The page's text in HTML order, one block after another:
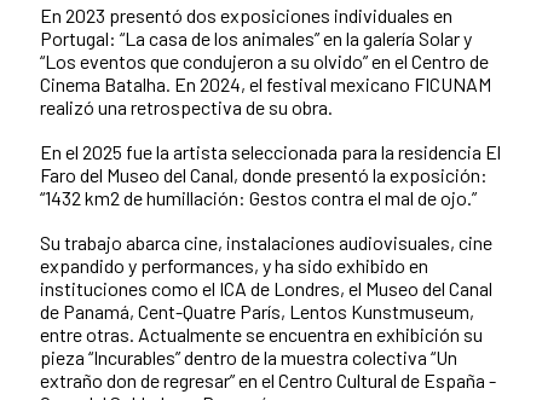
En 2023 presentó dos exposiciones individuales en
Portugal: “La casa de los animales” en la galería Solar y
“Los eventos que condujeron a su olvido” en el Centro de
Cinema Batalha. En 2024, el festival mexicano FICUNAM
realizó una retrospectiva de su obra.
En el 2025 fue la artista seleccionada para la residencia El
Faro del Museo del Canal, donde presentó la exposición:
“1432 km2 de humillación: Gestos contra el mal de ojo.”
Su trabajo abarca cine, instalaciones audiovisuales, cine
expandido y performances, y ha sido exhibido en
instituciones como el ICA de Londres, el Museo del Canal
de Panamá, Cent-Quatre París, Lentos Kunstmuseum,
entre otras. Actualmente se encuentra en exhibición su
pieza “Incurables” dentro de la muestra colectiva “Un
extraño don de regresar” en el Centro Cultural de España -